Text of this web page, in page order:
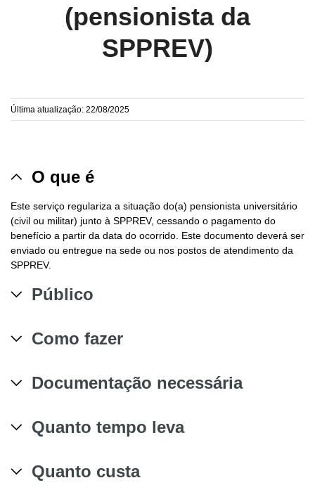
(pensionista da
SPPREV)
Última atualização: 22/08/2025
O que é
Este serviço regulariza a situação do(a) pensionista universitário
(civil ou militar) junto à SPPREV, cessando o pagamento do
benefício a partir da data do ocorrido. Este documento deverá ser
enviado ou entregue na sede ou nos postos de atendimento da
SPPREV.
Público
Como fazer
Documentação necessária
Quanto tempo leva
Quanto custa